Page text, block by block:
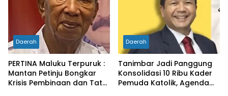
Daerah
PERTINA Maluku Terpuruk :
Mantan Petinju Bongkar
Krisis Pembinaan dan Tata
Daerah
Tanimbar Jadi Panggung
Konsolidasi 10 Ribu Kader
Pemuda Katolik, Agenda